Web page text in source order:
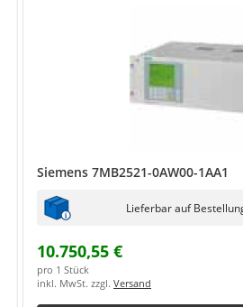
Siemens 7MB2521-0AW00-1AA1
Lieferbar auf
10.750,55 €
pro 1 Stück
inkl. MwSt. zzgl. Versand